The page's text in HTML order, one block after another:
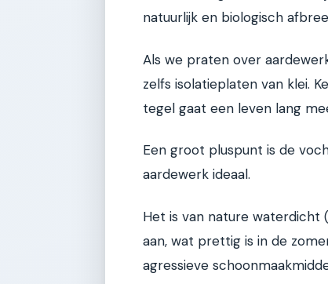
natuurlijk en biologisch
Als we praten over
zelfs isolatieplaten van klei.
tegel gaat een leven lang
Een groot pluspunt is de
aardewerk ideaal.
Het is van nature waterdicht
aan, wat prettig is in de
agressieve